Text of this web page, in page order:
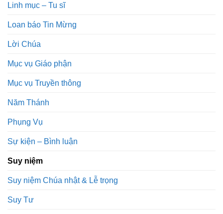
Linh mục – Tu sĩ
Loan báo Tin Mừng
Lời Chúa
Mục vụ Giáo phận
Mục vụ Truyền thông
Năm Thánh
Phụng Vụ
Sự kiện – Bình luận
Suy niệm
Suy niệm Chúa nhật & Lễ trọng
Suy Tư